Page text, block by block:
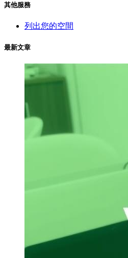
其他服務
列出您的空間
最新文章